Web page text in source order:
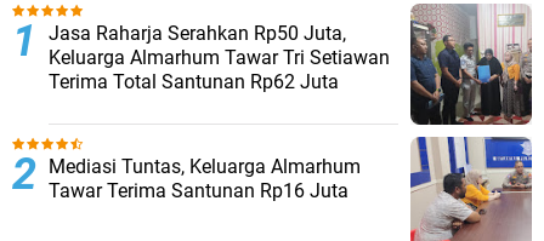
Jasa Raharja Serahkan Rp50 Juta,
Keluarga Almarhum Tawar Tri Setiawan
Terima Total Santunan Rp62 Juta
Mediasi Tuntas, Keluarga Almarhum
Tawar Terima Santunan Rp16 Juta